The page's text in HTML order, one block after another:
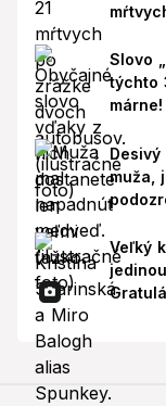
Slovo
týchto
muža,
Veľký